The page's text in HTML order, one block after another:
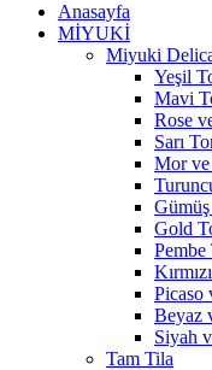
Anasayfa
MİYUKİ
Miyuki
Yeşil
Mavi
Rose
Sarı
Mor ve
Gold
Pembe
Picaso
Beyaz
Siyah
Tam Tila